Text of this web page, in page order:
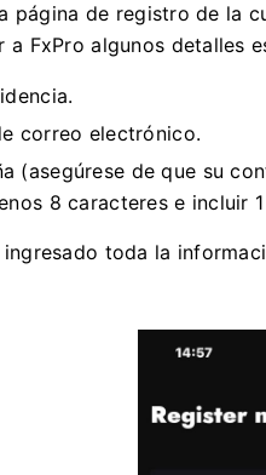
página de registro de la
FxPro algunos detalles
correo electrónico.
(asegúrese de que su
8 caracteres e incluir
toda la